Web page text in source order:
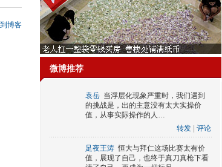
博客
微博推荐
袁岳 当浮层化现象严重时，我们遇到
的挑战是，出的主意没有太大实操价
值，从事实际操作的人…
转发
评论
足夜王涛 恒大与拜仁这场比赛太有价
值，展现了自己，也终于真刀真枪下看